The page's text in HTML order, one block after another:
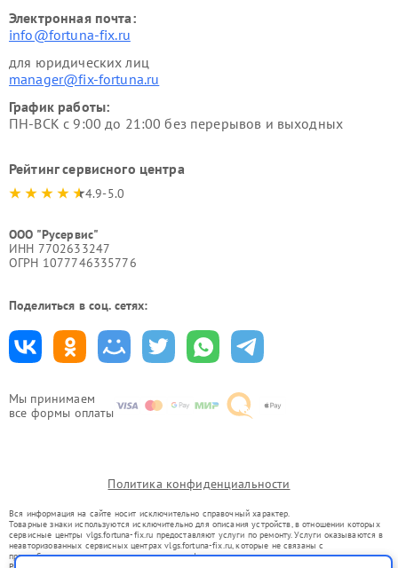
Мы принимаем
все формы оплаты
Электронная почта:
info@fortuna-fix.ru
для юридических лиц
manager@fix-fortuna.ru
График работы:
ПН-ВСК с 9:00 до 21:00 без перерывов и выходных
Рейтинг сервисного центра
4.9-5.0
ООО "Русервис"
ИНН 7702633247
ОГРН 1077746335776
Поделиться в соц. сетях:
Политика конфиденциальности
Вся информация на сайте носит исключительно справочный характер.
Товарные знаки используются исключительно для описания устройств, в отношении которых
сервисные центры vlgs.fortuna-fix.ru предоставляют услуги по ремонту. Услуги оказываются в
неавторизованных сервисных центрах vlgs.fortuna-fix.ru, которые не связаны с
правообладателями товарных знаков или их официальными представителями.